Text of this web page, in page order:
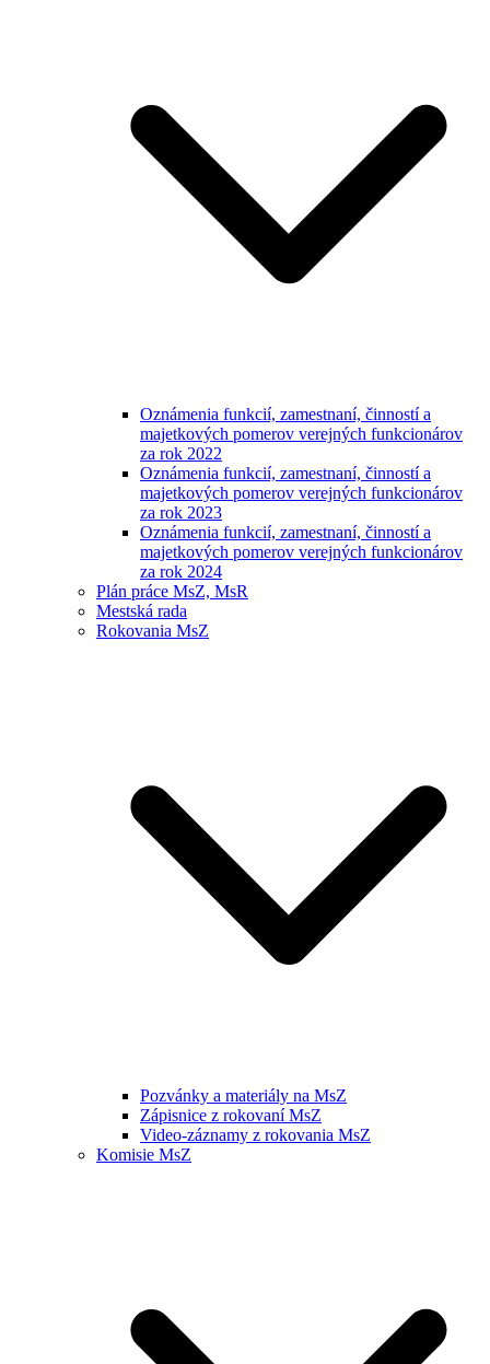
Oznámenia funkcií, zamestnaní, činností a
majetkových pomerov verejných funkcionárov
za rok 2022
Oznámenia funkcií, zamestnaní, činností a
majetkových pomerov verejných funkcionárov
za rok 2023
Oznámenia funkcií, zamestnaní, činností a
majetkových pomerov verejných funkcionárov
za rok 2024
Plán práce MsZ, MsR
Mestská rada
Rokovania MsZ
Pozvánky a materiály na MsZ
Zápisnice z rokovaní MsZ
Video-záznamy z rokovania MsZ
Komisie MsZ